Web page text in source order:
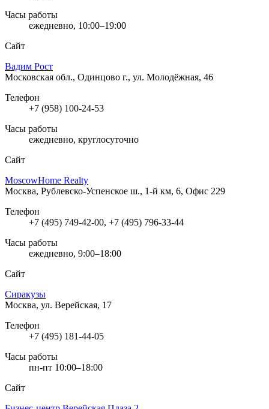
Часы работы
ежедневно, 10:00–19:00
Сайт
Вадим Рост
Московская обл., Одинцово г., ул. Молодёжная, 46
Телефон
+7 (958) 100-24-53
Часы работы
ежедневно, круглосуточно
Сайт
MoscowHome Realty
Москва, Рублевско-Успенское ш., 1-й км, 6, Офис 229
Телефон
+7 (495) 749-42-00, +7 (495) 796-33-44
Часы работы
ежедневно, 9:00–18:00
Сайт
Сиракузы
Москва, ул. Верейская, 17
Телефон
+7 (495) 181-44-05
Часы работы
пн-пт 10:00–18:00
Сайт